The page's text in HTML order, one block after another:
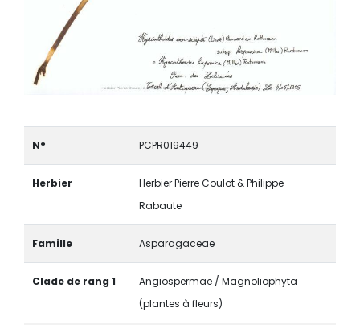
N° PCPR019449
Herbier
Herbier Pierre Coulot & Philippe
Rabaute
Famille Asparagaceae
Clade de rang 1
Angiospermae / Magnoliophyta
(plantes à fleurs)